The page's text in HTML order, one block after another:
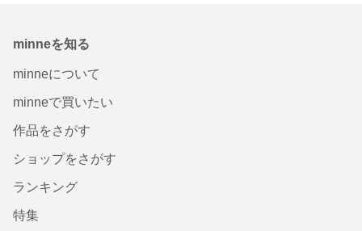
minneを知る
minneについて
minneで買いたい
作品をさがす
ショップをさがす
ランキング
特集